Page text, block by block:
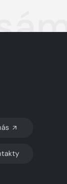
TMAVÝ REŽIM